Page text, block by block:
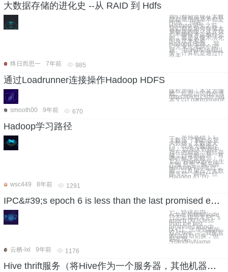
大数据存储的进化史 --从 RAID 到 Hdfs
我们都知道现在大数
据存储用的基本都是
Hdfs ，但在
Hadoop 诞生之前，
我们都是如何存储大
量数据的呢？这次我
们不聊技术架构什么
的，而是从技术演化
的角度来看看
Hadoop Hdfs。 我
们先来思考两个问
题。 在 Hdfs 出现以
前，计算机是通过什
么手
终日而思一
7年前 985
通过Loadrunner连接操作Hadoop HDFS
版权声明：本文为博
载。欢迎访问我的博
https://
本文以Loadrunner的
smooth00
9年前 670
Hadoop学习路径
一、平台基础 1.1、
大数据 了解什么是
大数据，大数据入
门，以及大数据介
绍。 以及大数据中
存在的问题，包括存
储，计算的问题，有
哪些解决策略。
1.2、Hadoop平台生
态圈 熟悉了解开源
Hadoop平台生态
圈，以及第三方大数
据平台，查找一些
Hadoop入门介
wsc449
8年前 1291
IPC&#39;s epoch 6 is less than the last promised epoch 7
一、错误起因
Active NameNode
日志出现异常IPC‘s
epoch [X] is less
than the last
promised epoch
[X+1]，出现短期的
双Active 我配置
的ha自动切换，但
是发现
STandByName
云栖-lxl
9年前 1176
Hive thrift服务（将Hive作为一个服务器，其他机器可以作为客户端进行访问）